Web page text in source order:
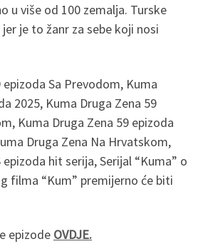
u više od 100 zemalja. Turske
je to žanr za sebe koji nosi
epizoda Sa Prevodom, Kuma
2025, Kuma Druga Zena 59
Kuma Druga Zena 59 epizoda
Druga Zena Na Hrvatskom,
hit serija, Serijal “Kuma” o
filma “Kum” premijerno će biti
epizode OVDJE.